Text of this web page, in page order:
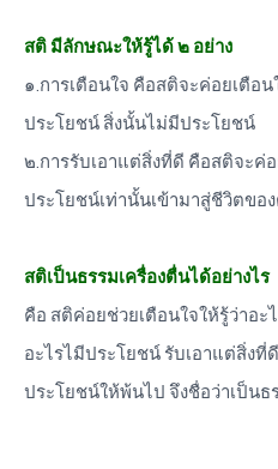
สติ มีลักษณะให้รู้ได้ ๒ อย่าง
๑.การเตือนใจ คือสติจะค่อยเตือ
ประโยชน์ สิ่งนั้นไม่มีประโยชน์
๒.การรับเอาแต่สิ่งที่ดี คือสติจะค่
ประโยชน์เท่านั้นเข้ามาสู่ชีวิตขอ
สติเป็นธรรมเครื่องตื่นได้อย่างไร
คือ สติค่อยช่วยเตือนใจให้รู้ว่าอะ
อะไรไมีประโยชน์ รับเอาแต่สิ่ง
ประโยชน์ให้พ้นไป จึงชื่อว่าเป็นธ